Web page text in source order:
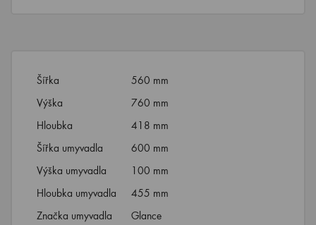
Šířka
560 mm
Výška
760 mm
Hloubka
418 mm
Šířka umyvadla
600 mm
Výška umyvadla
100 mm
Hloubka umyvadla
455 mm
Značka umyvadla
Glance